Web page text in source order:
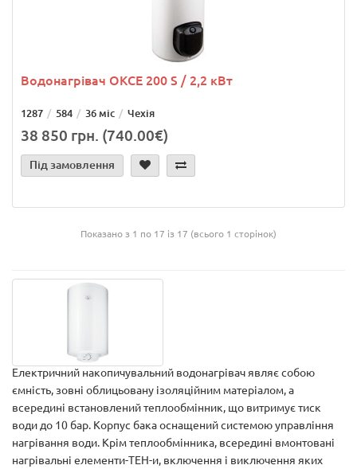
Водонагрівач OKCE 200 S / 2,2 кВт
1287 584 36 міс Чехія
38 850 грн. (740.00€)
Під замовлення
Показано з 1 по 17 із 17 (всього 1 сторінок)
Електричний накопичувальний водонагрівач являє собою
ємність, зовні облицьовану ізоляційним матеріалом, а
всередині встановлений теплообмінник, що витримує тиск
води до 10 бар. Корпус бака оснащений системою управління
нагрівання води. Крім теплообмінника, всередині вмонтовані
нагрівальні елементи-ТЕН-и, включення і виключення яких